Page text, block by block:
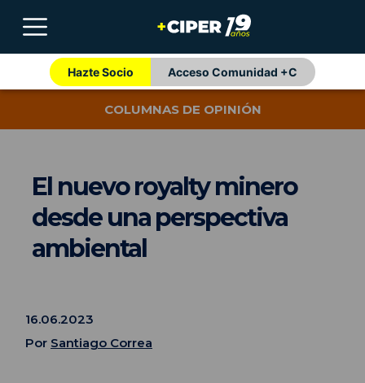
Hazte Socio Acceso Comunidad +C
COLUMNAS DE OPINIÓN
El nuevo royalty minero
desde una perspectiva
ambiental
16.06.2023
Por Santiago Correa